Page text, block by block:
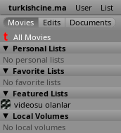
turkishcine.ma User List
All Movies
Personal Lists
No personal lists
Favorite Lists
No favorite lists
Featured Lists
videosu olanlar
Local Volumes
No local volumes
Acilar ve
arzular (Ahmet
Hossöyler)